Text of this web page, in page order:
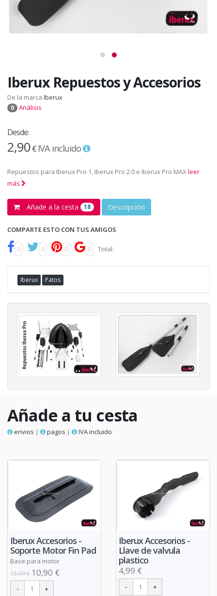
Iberux Repuestos y Accesorios
De la marca Iberux
0 Análisis
Desde:
2,90€ IVA incluido
Repuestos para Iberux Pro 1, Iberux Pro 2.0 e Iberux Pro MAX leer
más
Añade a la cesta 18 Descripción
COMPARTE ESTO CON TUS AMIGOS
0 0 0 0 Total:
Iberux Patos
Añade a tu cesta
envios | pagos | IVA incluido
Iberux Accesorios -
Soporte Motor Fin Pad
Base para motor
15,00 € 10,90 €
Iberux Accesorios -
Llave de valvula
plastico
4,99 €